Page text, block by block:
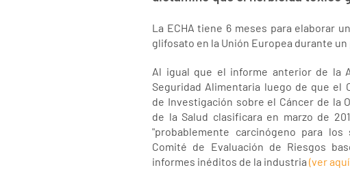
La ECHA tiene 6 meses para elaborar
glifosato en la Unión Europea durante
Al igual que el informe anterior de la
Seguridad Alimentaria luego de que el
de Investigación sobre el Cáncer de la
de la Salud clasificara en marzo de
"probablemente carcinógeno para los
Comité de Evaluación de Riesgos
informes inéditos de la industria (ver